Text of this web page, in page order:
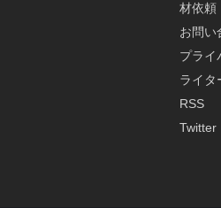
材依頼
お問い
プライ
ライタ
RSS
Twitter